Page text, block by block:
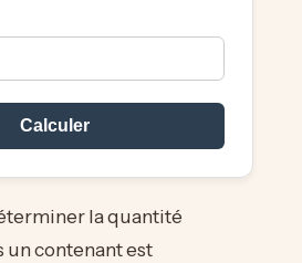
Calculer
la quantité
un contenant est